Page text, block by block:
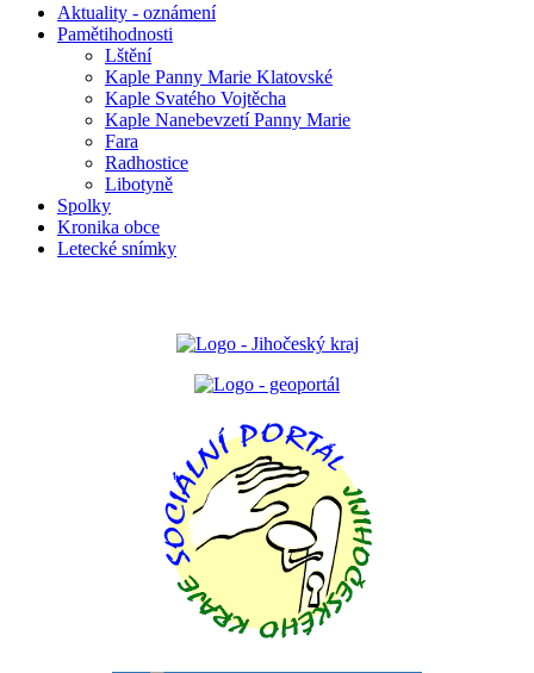
Aktuality - oznámení
Pamětihodnosti
Lštění
Kaple Panny Marie Klatovské
Kaple Svatého Vojtěcha
Kaple Nanebevzetí Panny Marie
Fara
Radhostice
Libotyně
Spolky
Kronika obce
Letecké snímky